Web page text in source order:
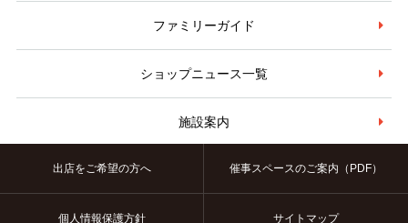
ファミリーガイド
ショップニュース一覧
施設案内
出店をご希望の方へ 催事スペースのご案内（PDF）
個人情報保護方針 サイトマップ